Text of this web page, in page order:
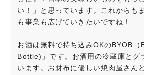
い！」と思っています。これからも
も事業も広げていきたいですね！
お酒は無料で持ち込みOKのBYOB
Bottle)」です。お酒用の冷蔵庫とグ
います。お財布に優しい焼肉屋さん